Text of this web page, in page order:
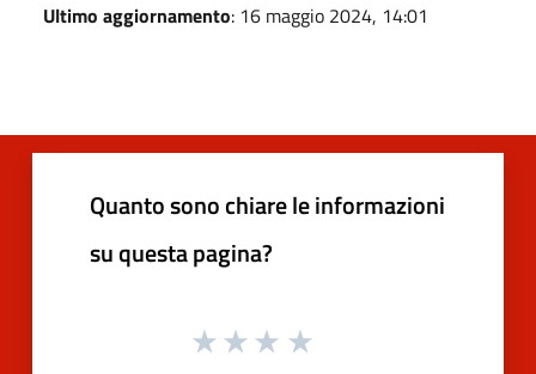
Ultimo aggiornamento: 16 maggio 2024, 14:01
Quanto sono chiare le informazioni
su questa pagina?